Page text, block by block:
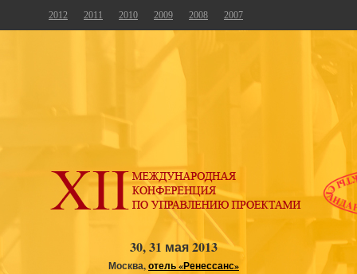
2012 2011 2010 2009 2008 2007
30, 31 мая 2013
Москва,отель «Ренессанс»